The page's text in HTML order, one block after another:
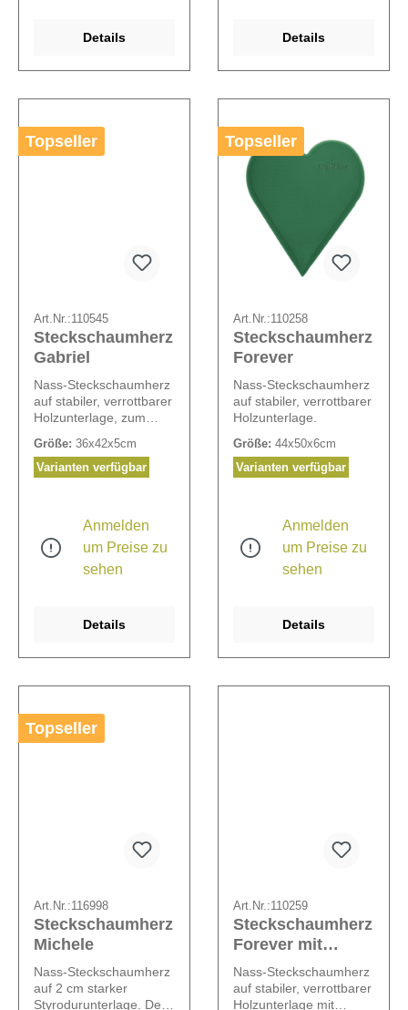
Details Details
Topseller
Art.Nr.:110545
Steckschaumherz
Gabriel
Nass-Steckschaumherz
auf stabiler, verrottbarer
Holzunterlage, zum
Größe: 36x42x5cm
Varianten verfügbar
Anmelden
um Preise zu
sehen
Details
Topseller
Art.Nr.:110258
Steckschaumherz
Forever
Nass-Steckschaumherz
auf stabiler, verrottbarer
Holzunterlage.
Größe: 44x50x6cm
Varianten verfügbar
Anmelden
um Preise zu
sehen
Details
Topseller
Art.Nr.:116998
Steckschaumherz
Michele
Nass-Steckschaumherz
auf 2 cm starker
Styrodurunterlage. Der
Art.Nr.:110259
Steckschaumherz
Forever mit
Drainage
Nass-Steckschaumherz
auf stabiler, verrottbarer
Holzunterlage mit